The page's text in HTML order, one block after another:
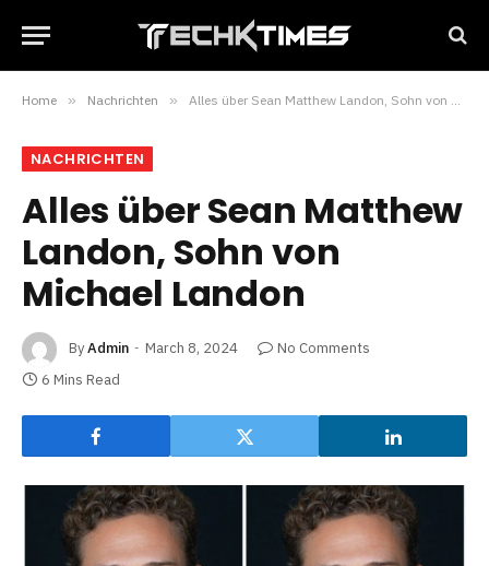
Home » Nachrichten » Alles über Sean Matthew Landon, Sohn von Michael Landon
NACHRICHTEN
Alles über Sean Matthew
Landon, Sohn von
Michael Landon
ByAdmin March 8, 2024
No Comments
6 Mins Read